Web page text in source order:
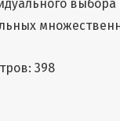
398